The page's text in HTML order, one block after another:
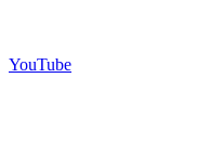
YouTube